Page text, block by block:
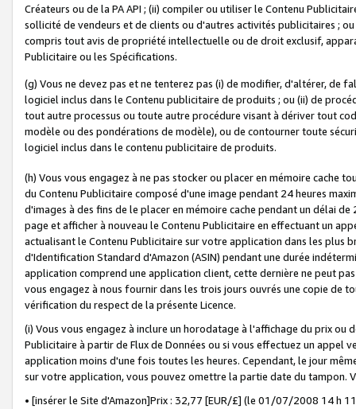
Créateurs ou de la PA API ; (ii) compiler ou utiliser le Contenu
sollicité de vendeurs et de clients ou d'autres activités publicitaires ;
compris tout avis de propriété intellectuelle ou de droit exclusif,
Publicitaire ou les Spécifications.
(g) Vous ne devez pas et ne tenterez pas (i) de modifier, d'altérer, de
logiciel inclus dans le Contenu publicitaire de produits ; ou (ii) de
tout autre processus ou toute autre procédure visant à dériver tout
modèle ou des pondérations de modèle), ou de contourner toute
logiciel inclus dans le contenu publicitaire de produits.
(h) Vous vous engagez à ne pas stocker ou placer en mémoire cache
du Contenu Publicitaire composé d'une image pendant 24 heures
d'images à des fins de le placer en mémoire cache pendant un délai
page et afficher à nouveau le Contenu Publicitaire en effectuant un
actualisant le Contenu Publicitaire sur votre application dans les plus
d'Identification Standard d'Amazon (ASIN) pendant une durée
application comprend une application client, cette dernière ne peut
vous engagez à nous fournir dans les trois jours ouvrés une copie de
vérification du respect de la présente Licence.
(i) Vous vous engagez à inclure un horodatage à l'affichage du prix
Publicitaire à partir de Flux de Données ou si vous effectuez un appel
application moins d'une fois toutes les heures. Cependant, le jour
sur votre application, vous pouvez omettre la partie date du tampon.
• [insérer le Site d'Amazon]Prix : 32,77 [EUR/£] (le 01/07/2008 14 h